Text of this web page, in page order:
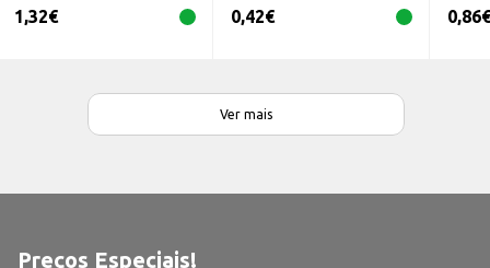
1,32€ 0,42€ 0,86€
Ver mais
Preços Especiais!